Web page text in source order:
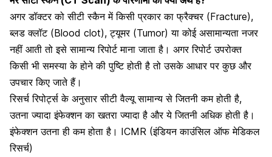
अगर डॉक्टर को सीटी स्कैन में किसी प्रकार का फ्रैक्चर (Fracture),
ब्लड क्लॉट (Blood clot), ट्यूमर (Tumor) या कोई असामान्यता नजर
नहीं आती तो इसे सामान्य रिपोर्ट माना जाता है। अगर रिपोर्ट उपरोक्त
किसी भी समस्या के होने की पुष्टि होती है तो उसके आधार पर कुछ और
उपचार किए जाते हैं।
रिसर्च रिपोर्ट्स के अनुसार सीटी वैल्यू सामान्‍य से जितनी कम होती है,
उतना ज्यादा इंफेक्शन का खतरा ज्यादा है और ये जितनी अधिक होती है।
इंफेक्शन उतना ही कम होता है। ICMR (इंडियन काउंसिल ऑफ मेडिकल
रिसर्च)